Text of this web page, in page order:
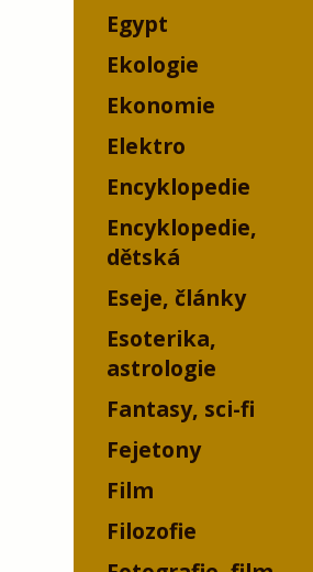
Egypt
Ekologie
Ekonomie
Elektro
Encyklopedie
Encyklopedie,
dětská
Eseje, články
Esoterika,
astrologie
Fantasy, sci-fi
Fejetony
Film
Filozofie